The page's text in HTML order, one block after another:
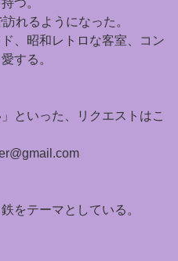
れるようになった。
、昭和レトロな客室、コン
する。
といった、リクエストはこ
をテーマとしている。